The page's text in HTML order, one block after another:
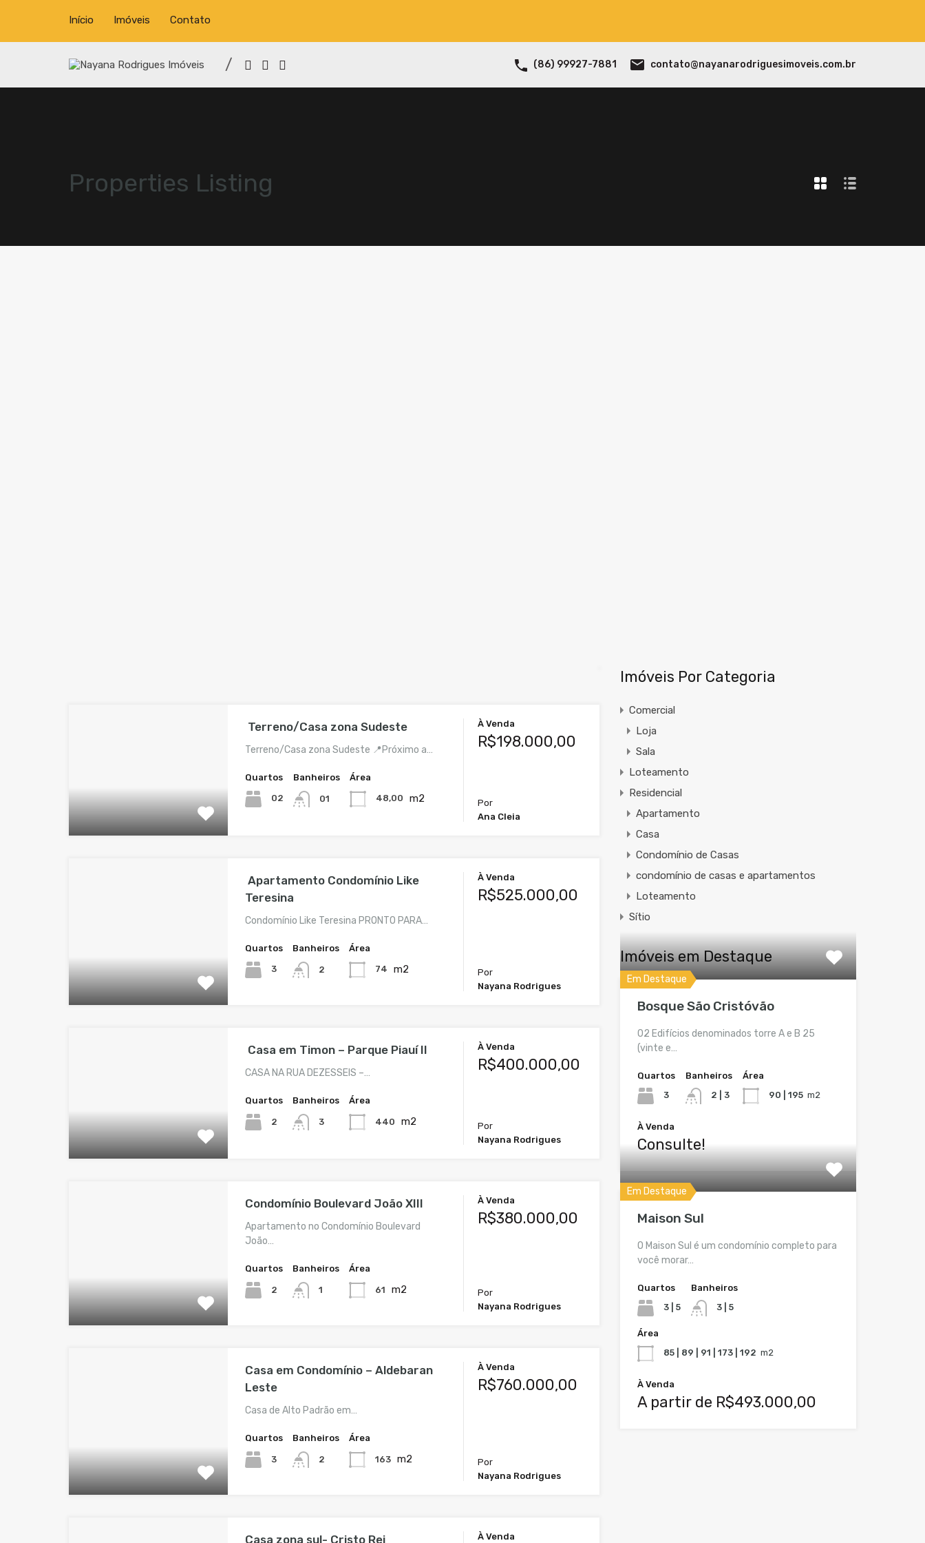
Início Imóveis Contato
(86) 99927-7881 contato@nayanarodriguesimoveis.com.br
Properties Listing
Terreno/Casa zona Sudeste
Terreno/Casa zona Sudeste 📍Próximo a…
Quartos
02
Banheiros
01
Área
48,00 m2
À Venda
R$198.000,00
Por
Ana Cleia
Apartamento Condomínio Like
Teresina
Condomínio Like Teresina PRONTO PARA…
Quartos
3
Banheiros
2
Área
74 m2
À Venda
R$525.000,00
Por
Nayana Rodrigues
Casa em Timon – Parque Piauí II
CASA NA RUA DEZESSEIS –…
Quartos
2
Banheiros
3
Área
440 m2
À Venda
R$400.000,00
Por
Nayana Rodrigues
Condomínio Boulevard João XIII
Apartamento no Condomínio Boulevard
João…
Quartos
2
Banheiros
1
Área
61 m2
À Venda
R$380.000,00
Por
Nayana Rodrigues
Casa em Condomínio – Aldebaran
Leste
Casa de Alto Padrão em…
Quartos
3
Banheiros
2
Área
163 m2
À Venda
R$760.000,00
Por
Nayana Rodrigues
Casa zona sul- Cristo Rei À Venda
Imóveis Por Categoria
Comercial
Loja
Sala
Loteamento
Residencial
Apartamento
Casa
Condomínio de Casas
condomínio de casas e apartamentos
Loteamento
Sítio
Imóveis em Destaque
Em Destaque
Bosque São Cristóvão
02 Edifícios denominados torre A e B 25
(vinte e…
Quartos
3
Banheiros
2 | 3
Área
90 | 195 m2
À Venda
Consulte!
Em Destaque
Maison Sul
O Maison Sul é um condomínio completo para
você morar…
Quartos
3 | 5
Banheiros
3 | 5
Área
85 | 89 | 91 | 173 | 192 m2
À Venda
A partir de R$493.000,00